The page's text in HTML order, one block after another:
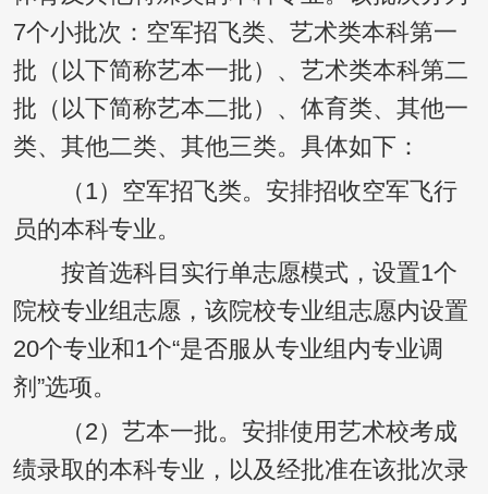
7个小批次：空军招飞类、艺术类本科第一
批（以下简称艺本一批）、艺术类本科第二
批（以下简称艺本二批）、体育类、其他一
类、其他二类、其他三类。具体如下：
（1）空军招飞类。安排招收空军飞行
员的本科专业。
按首选科目实行单志愿模式，设置1个
院校专业组志愿，该院校专业组志愿内设置
20个专业和1个“是否服从专业组内专业调
剂”选项。
（2）艺本一批。安排使用艺术校考成
绩录取的本科专业，以及经批准在该批次录